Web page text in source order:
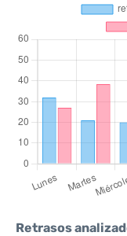
Retrasos